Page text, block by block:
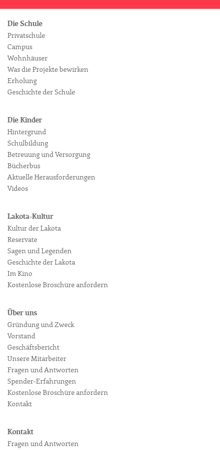
Die Schule
Privatschule
Campus
Wohnhäuser
Was die Projekte bewirken
Erholung
Geschichte der Schule
Die Kinder
Hintergrund
Schulbildung
Betreuung und Versorgung
Bücherbus
Aktuelle Herausforderungen
Videos
Lakota-Kultur
Kultur der Lakota
Reservate
Sagen und Legenden
Geschichte der Lakota
Im Kino
Kostenlose Broschüre anfordern
Über uns
Gründung und Zweck
Vorstand
Geschäftsbericht
Unsere Mitarbeiter
Fragen und Antworten
Spender-Erfahrungen
Kostenlose Broschüre anfordern
Kontakt
Kontakt
Fragen und Antworten